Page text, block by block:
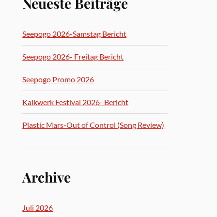
Seepogo 2026-Samstag Bericht
Seepogo 2026- Freitag Bericht
Seepogo Promo 2026
Kalkwerk Festival 2026- Bericht
Plastic Mars-Out of Control (Song Review)
Archive
Juli 2026